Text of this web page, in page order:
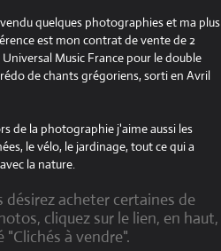
quelques photographies et ma plus
est mon contrat de vente de 2
Universal Music France pour le double
de chants grégoriens, sorti en Avril
de la photographie j'aime aussi les
le vélo, le jardinage, tout ce qui a
la nature.
désirez acheter certaines de
cliquez sur le lien, en haut,
à vendre".